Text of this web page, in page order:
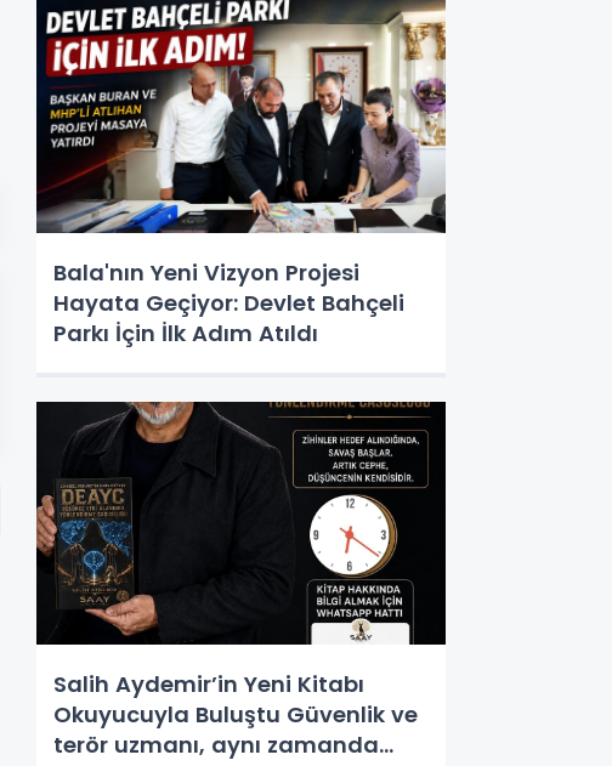
Bala'nın Yeni Vizyon Projesi
Hayata Geçiyor: Devlet Bahçeli
Parkı İçin İlk Adım Atıldı
Salih Aydemir’in Yeni Kitabı
Okuyucuyla Buluştu Güvenlik ve
terör uzmanı, aynı zamanda